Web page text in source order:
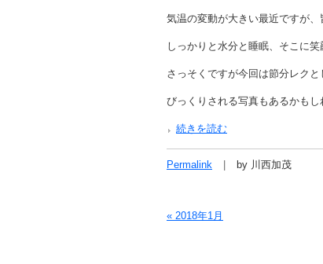
気温の変動が大きい最近ですが
しっかりと水分と睡眠、そこに
さっそくですが今回は節分レク
びっくりされる写真もあるかも
続きを読む
Permalink by 川西加茂
« 2018年1月